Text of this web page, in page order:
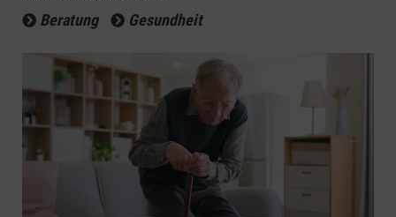
Beratung
Gesundheit